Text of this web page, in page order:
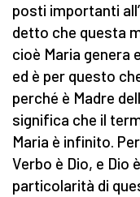
posti importanti
detto che questa
cioè Maria genera
ed è per questo
perché è Madre
significa che il
Maria è infinito.
Verbo è Dio, e Dio
particolarità di